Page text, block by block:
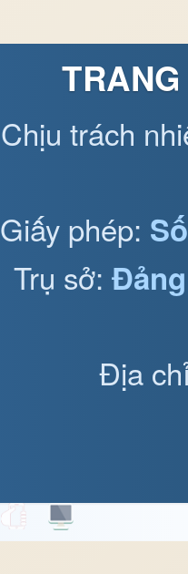
Chịu trách
Giấy phép:
Trụ sở:
Địa